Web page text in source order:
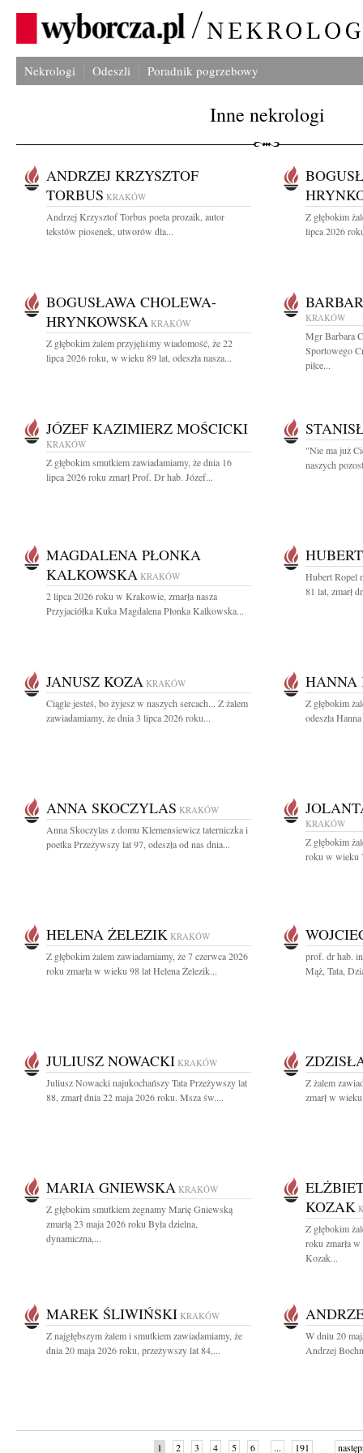
Nekrologi Odeszli Poradnik pogrzebowy
Inne nekrologi
ANDRZEJ KRZYSZTOF
TORBUS KRAKÓW
Andrzej Krzysztof Torbus poeta prozaik, autor
tekstów piosenek, utworów dla...
Z głębokim
lipca 2026
BOGUSŁAWA CHOLEWA-
HRYNKOWSKA KRAKÓW
Z głębokim żalem przyjęliśmy wiadomość, że 22
lipca 2026 roku, w wieku 89 lat, odeszła nasza...
KRAKÓW
Mgr Barbara
Sportowego
piłce...
JÓZEF KAZIMIERZ MOŚCICKI
KRAKÓW
Z głębokim smutkiem zawiadamiamy, że dnia 16
lipca 2026 roku zmarł Prof. Dr hab. Józef...
"Nie ma już
naszych
MAGDALENA PŁONKA
KALKOWSKA KRAKÓW
2 lipca 2026 roku w Krakowie, zmarła nasza
Przyjaciółka Kuka Magdalena Płonka Kalkowska...
Hubert Ropel
81 lat, zmarł
JANUSZ KOZA KRAKÓW
Ciągle jesteś, bo żyjesz w naszych sercach... Z żalem
zawiadamiamy, że dnia 3 lipca 2026 roku...
HANNA
Z głębokim
odeszła
ANNA SKOCZYLAS KRAKÓW
Anna Skoczylas z domu Klemensiewicz taterniczka i
poetka Przeżywszy lat 97, odeszła od nas dnia...
KRAKÓW
Z głębokim
roku w wieku
HELENA ŻELEZIK KRAKÓW
Z głębokim żalem zawiadamiamy, że 7 czerwca 2026
roku zmarła w wieku 98 lat Helena Żelezik...
prof. dr hab.
Mąż, Tata,
JULIUSZ NOWACKI KRAKÓW
Juliusz Nowacki najukochańszy Tata Przeżywszy lat
88, zmarł dnia 22 maja 2026 roku. Msza św....
Z żalem
zmarł w
MARIA GNIEWSKA KRAKÓW
Z głębokim smutkiem żegnamy Marię Gniewską
zmarłą 23 maja 2026 roku Była dzielna,
dynamiczna,...
KOZAK
Z głębokim
roku zmarła
Kozak...
MAREK ŚLIWIŃSKI KRAKÓW
Z najgłębszym żalem i smutkiem zawiadamiamy, że
dnia 20 maja 2026 roku, przeżywszy lat 84,...
W dniu 20
Andrzej
1 2 3 4 5 6 ... 191